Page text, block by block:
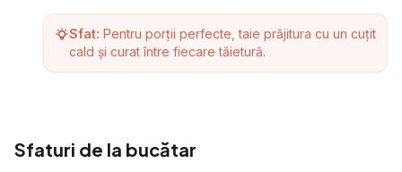
Sfat: Pentru porții perfecte, taie prăjitura cu un cuțit
cald și curat între fiecare tăietură.
Sfaturi de la bucătar